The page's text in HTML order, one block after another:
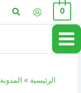
تخطي
المحتوى
0 البحث
الرئيسية المدونة